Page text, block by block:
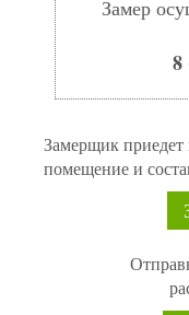
Замер
8
Замерщик приедет
помещение и